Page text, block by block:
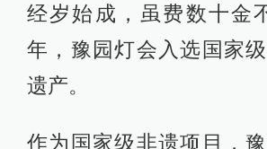
经岁始成，虽费数十金
年，豫园灯会入选国家
遗产。
作为国家级非遗项目，